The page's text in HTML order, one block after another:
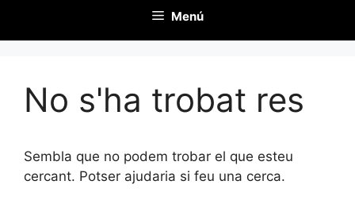
Menú
No s'ha trobat res
Sembla que no podem trobar el que esteu
cercant. Potser ajudaria si feu una cerca.